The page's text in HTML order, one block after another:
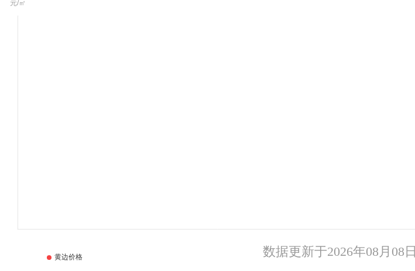
数据更新于2026年08月08日